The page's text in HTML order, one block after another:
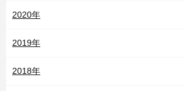
2020年
2019年
2018年